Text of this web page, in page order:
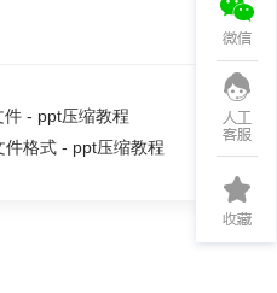
- ppt压缩教程
格式 - ppt压缩教程